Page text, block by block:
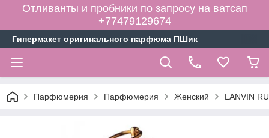
Отливанты и пробники по запросу на ватсап
+77479129674
Гипермакет оригинального парфюма ПШик
Парфюмерия Парфюмерия Женский LANVIN